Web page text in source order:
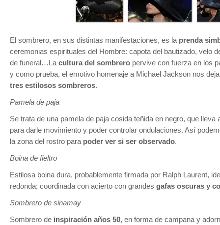
El sombrero, en sus distintas manifestaciones, es la prenda
ceremonias espirituales del Hombre: capota del bautizado, velo
de funeral…La cultura del sombrero pervive con fuerza en los
y como prueba, el emotivo homenaje a Michael Jackson nos
tres estilosos sombreros.
Pamela de paja
Se trata de una pamela de paja cosida teñida en negro, que lleva
para darle movimiento y poder controlar ondulaciones. Así
la zona del rostro para poder ver si ser observado.
Boina de fieltro
Estilosa boina dura, probablemente firmada por Ralph Laurent,
redonda; coordinada con acierto con grandes gafas oscuras y
Sombrero de sinamay
Sombrero de inspiración años 50, en forma de campana y